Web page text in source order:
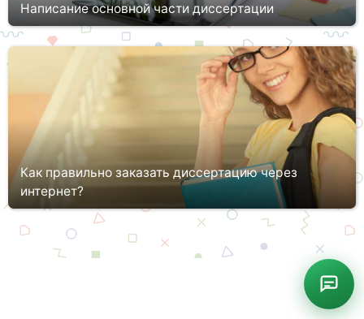
Написание основной части диссертации
Написание диссертации занимает длительное время (около 3
лет), на протяжении которого аспирант должен досконально
изучить теоретические аспекты в рамках выбранной темы,
Как правильно заказать диссертацию через
интернет?
Не всегда у магистранта или, к примеру, кандидата наук есть
возможность написать диссертацию самостоятельно. Обычно,
помимо учёбы в магистратуре и аспирантуре, молодым людям